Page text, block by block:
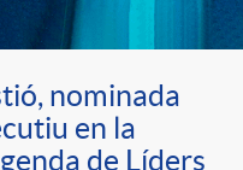
nominada
en la
de Líders